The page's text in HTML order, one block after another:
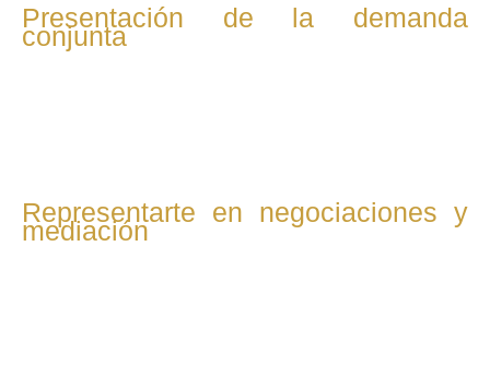
Presentación de la demanda
conjunta
Representarte en negociaciones y
mediación